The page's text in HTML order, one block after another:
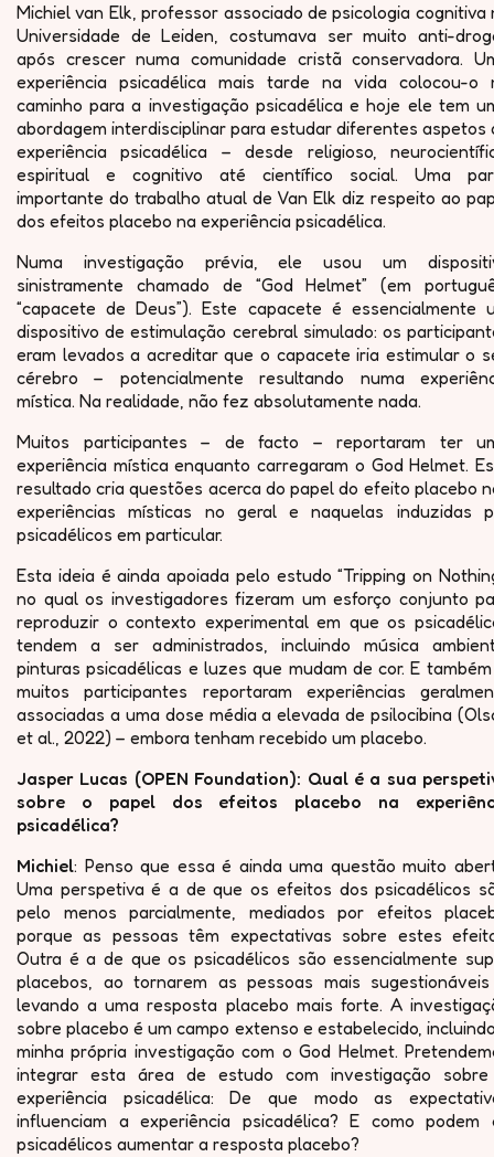
Michiel van Elk, professor associado de psicologia cognitiva
Universidade de Leiden, costumava ser muito anti-
após crescer numa comunidade cristã conservadora.
experiência psicadélica mais tarde na vida colocou-o
caminho para a investigação psicadélica e hoje ele tem
abordagem interdisciplinar para estudar diferentes aspetos
experiência psicadélica – desde religioso,
espiritual e cognitivo até científico social. Uma
importante do trabalho atual de Van Elk diz respeito ao
dos efeitos placebo na experiência psicadélica.
Numa investigação prévia, ele usou um
sinistramente chamado de “God Helmet” (em
“capacete de Deus”). Este capacete é essencialmente
dispositivo de estimulação cerebral simulado: os
eram levados a acreditar que o capacete iria estimular o
cérebro – potencialmente resultando numa
mística. Na realidade, não fez absolutamente nada.
Muitos participantes – de facto – reportaram ter
experiência mística enquanto carregaram o God Helmet.
resultado cria questões acerca do papel do efeito placebo
experiências místicas no geral e naquelas induzidas
psicadélicos em particular.
Esta ideia é ainda apoiada pelo estudo “Tripping on
no qual os investigadores fizeram um esforço conjunto
reproduzir o contexto experimental em que os
tendem a ser administrados, incluindo música
pinturas psicadélicas e luzes que mudam de cor. E
muitos participantes reportaram experiências
associadas a uma dose média a elevada de psilocibina
et al., 2022) – embora tenham recebido um placebo.
Jasper Lucas (OPEN Foundation): Qual é a sua
sobre o papel dos efeitos placebo na
psicadélica?
Michiel: Penso que essa é ainda uma questão muito
Uma perspetiva é a de que os efeitos dos psicadélicos
pelo menos parcialmente, mediados por efeitos
porque as pessoas têm expectativas sobre estes
Outra é a de que os psicadélicos são essencialmente
placebos, ao tornarem as pessoas mais
levando a uma resposta placebo mais forte. A
sobre placebo é um campo extenso e estabelecido,
minha própria investigação com o God Helmet.
integrar esta área de estudo com investigação
experiência psicadélica: De que modo as
influenciam a experiência psicadélica? E como podem
psicadélicos aumentar a resposta placebo?